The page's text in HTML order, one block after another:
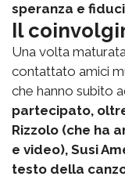
speranza e
Il
Una volta
contattato amici
che hanno subito
partecipato,
Rizzolo (che ha
e video), Susi
testo della